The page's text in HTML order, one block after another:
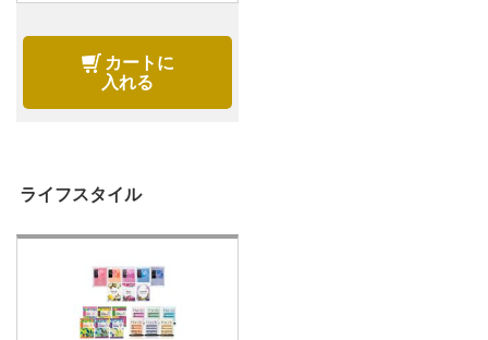
カートに
入れる
ライフスタイル